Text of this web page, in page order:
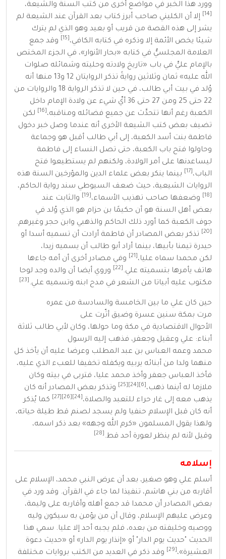
وورد هذا الخبر في مواضع أخرى من كتب السنة والشيعة،
إلا أن الكليني صاحب أبرز كتاب بعد القرآن عند الشيعة لم
يشر إلى هذه القصة من قريب أو بعيد وهو الذي لم يترك
شيئا يخص الأئمة إلا وذكره في كتابه الكافي،
وقد جمع
العلامة المجلسيُّ في كتابه «بحار الأنوار»، في الجزء المختص
بالإمام عليٍّ في باب «تاريخ ولادته وحليته وشمائله صلوات
الله عليه» ثمان وثلاثين روايةً تذكر الروايتان 12 و13 منها أنه
وُلد في بيت أبي طالب، في حين لا تذكر الرواية 18 والروايات من
22 حتى 25 ومن 27 حتى 36 أيِّ شيء عن ولادة الإمام داخل
الكعبة رغم أنها تتحدَّث عن جميع فضائله ومناقبه،
لكن
تضيف بعض كتب الشيعة الأخرى أنه عندما وصل خبر دخول
فاطمة بنت أسد الكعبة، إلى أبي طالب أقبل هو وجماعة
وحاولوا فتح باب الكعبة، حتى تصل النساء إلى فاطمة
ليساعدنها على أمر الولادة، ولكنهم لم يستطيعوا فتح
الباب،
بينما ينكر بعض علماء الدين والمؤرخين السنة هذه
الروايات الشيعية، حيث ضعف السيوطي سند رواية الحاكم،
وضعفها صاحب تهذيب الأسماء،
والثابت عند
بعض أهل السنة هو أن حكيمًا بن حزام هو الذي وُلد في
جوف الكعبة كما أورد ذلك الحاكم والذهبي وابن حجروغيرهم.
تذكر بعض المصادر أن فاطمة أرادت أن تسميه أسدا أو
حيدرة تيمنا بأبيها، بينما أراد أبو طالب أن يسميه زيدا،
لكن محمدا سماه عليا،
وفي مصادر أخرى أن أمه جاءها
هاتف يأمرها بتسميته علي.
وروي أيضا أن والده وجد لوحا
مكتوب عليه أبياتا من الشعر في مدح ابنه وتسميه علي.
حين كان علي ما بين الخامسة والسادسة من عمره
مرت بمكة سنين عسرة وضيق أثّرت على
الأحوال الاقتصادية في مكة وما حولها، وكان لأبي طالب ثلاثة
أبناء: علي وعقيل وجعفر، فذهب إليه الرسول
محمد وعمه العباس بن عبد المطلب وعرضا عليه أن يأخذ كل
منهما ولدا من أبنائه يربيه ويكفله تخفيفا للعبء الذي عليه،
فأخذ العباس جعفروأخذ محمد عليا، فتربى في بيته وكان
ملازما له أينما ذهب،
وتذكر بعض المصادر أنه كان
يذهب معه إلى غار حراء للتعبد والصلاة،
كما يُذكر
أنه كان قبل الإسلام حنفيا ولم يسجد لصنم قط طيلة حياته،
ولهذا يقول المسلمون «كرم الله وجهه» بعد ذكر اسمه،
وقيل لأنه لم ينظر لعورة أحد قط.
إسلامه
أسلم علي وهو صغير، بعد أن عرض النبي محمد، الإسلام على
أقاربه من بني هاشم، تنفيذا لما جاء في القرآن. وقد ورد في
بعض المصادر أن محمدا قد جمع أهله وأقاربه على وليمة،
وعرض عليهم الإسلام، وقال أن من يؤمن به سيكون وليه
ووصيه وخليفته من بعده، فلم يجبه أحد إلا عليا. سمي هذا
الحديث "حديث يوم الدار" أو «إنذار يوم الدار» أو «حديث دعوة
العشيرة»،
وقد ذكر في العديد من الكتب بروايات مختلفة